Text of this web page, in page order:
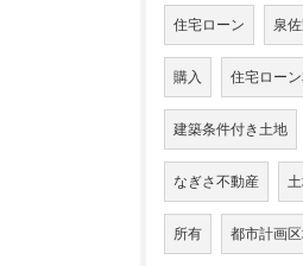
住宅ローン 泉
購入 住宅ロー
建築条件付き土地
なぎさ不動産
所有 都市計画